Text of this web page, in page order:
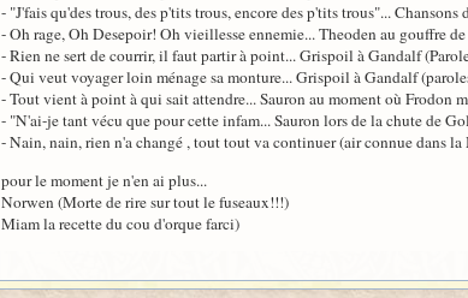
- "J'fais qu'des trous, des p'tits trous, encore des p'tits trous"... Chansons
- Oh rage, Oh Desepoir! Oh vieillesse ennemie... Theoden au gouffre
- Rien ne sert de courrir, il faut partir à point... Grispoil à Gandalf
- Qui veut voyager loin ménage sa monture... Grispoil à Gandalf
- Tout vient à point à qui sait attendre... Sauron au moment où Frodon
- "N'ai-je tant vécu que pour cette infam... Sauron lors de la chute de
- Nain, nain, rien n'a changé , tout tout va continuer (air connue dans
pour le moment je n'en ai plus...
Norwen (Morte de rire sur tout le fuseaux!!!)
Miam la recette du cou d'orque farci)